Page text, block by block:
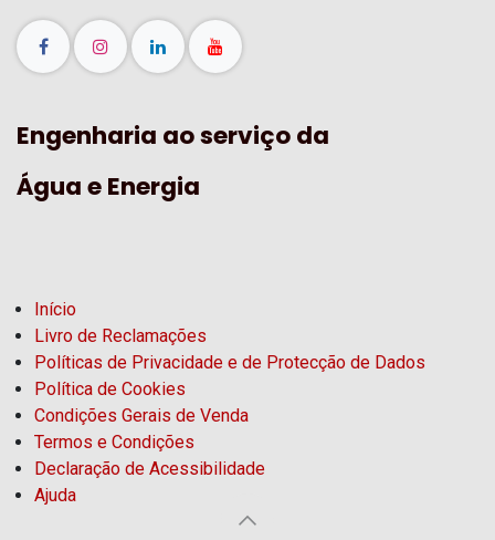
Engenharia ao serviço da
Água e Energia
Início
Livro de Reclamações
Políticas de Privacidade e de Protecção de Dados
Política de Cookies
Condições Gerais de Venda
Termos e Condições
Declaração de Acessibilidade
Ajuda